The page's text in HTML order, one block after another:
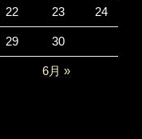
22 23 24
29 30
6月 »